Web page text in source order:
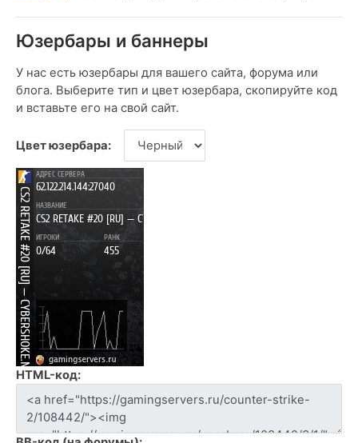
Юзербары и баннеры
У нас есть юзербары для вашего сайта, форума или
блога. Выберите тип и цвет юзербара, скопируйте код
и вставьте его на свой сайт.
Цвет юзербара:
HTML-код: